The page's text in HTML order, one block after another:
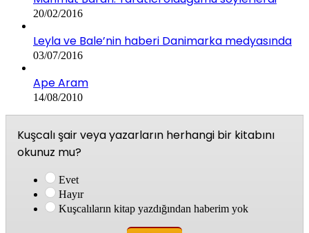
20/02/2016
Leyla ve Bale’nin haberi Danimarka medyasında
03/07/2016
Ape Aram
14/08/2010
Kuşcalı şair veya yazarların herhangi bir kitabını
okunuz mu?
Evet
Hayır
Kuşcalıların kitap yazdığından haberim yok